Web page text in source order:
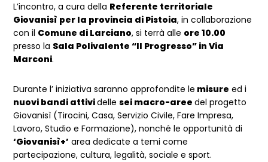
L’incontro, a cura della Referente territoriale
Giovanisì per la provincia di Pistoia, in collaborazione
con il Comune di Larciano, si terrà alle ore 10.00
presso la Sala Polivalente “Il Progresso” in Via
Marconi.
Durante l’ iniziativa saranno approfondite le misure ed i
nuovi bandi attividellesei macro-areedel progetto
Giovanisì (Tirocini, Casa, Servizio Civile, Fare Impresa,
Lavoro, Studio e Formazione), nonché le opportunità di
‘Giovanisì+’ area dedicate a temi come
partecipazione, cultura, legalità, sociale e sport.